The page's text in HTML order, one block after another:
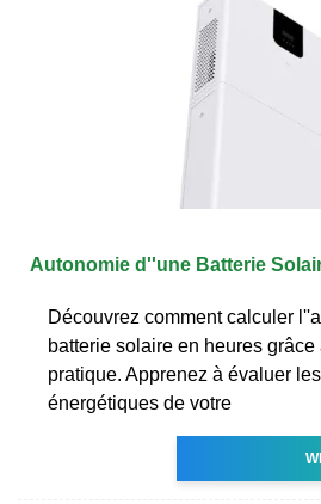
Autonomie d''une Batterie
Découvrez comment calculer
batterie solaire en heures
pratique. Apprenez à évaluer
énergétiques de votre